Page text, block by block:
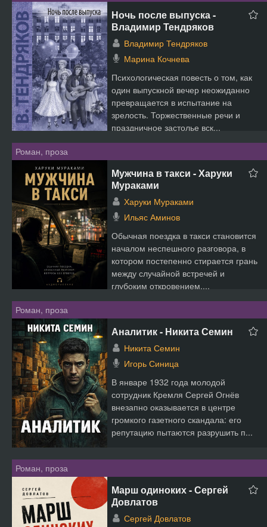
Ночь после выпуска -
Владимир Тендряков
Владимир Тендряков
Марина Кочнева
Психологическая повесть о том, как
один выпускной вечер неожиданно
превращается в испытание на
зрелость. Торжественные речи и
праздничное застолье вск...
Роман, проза
Мужчина в такси - Харуки
Мураками
Харуки Мураками
Ильяс Аминов
Обычная поездка в такси становится
началом неспешного разговора, в
котором постепенно стирается грань
между случайной встречей и
глубоким откровением....
Роман, проза
Аналитик - Никита Семин
Никита Семин
Игорь Синица
В январе 1932 года молодой
сотрудник Кремля Сергей Огнёв
внезапно оказывается в центре
громкого газетного скандала: его
репутацию пытаются разрушить п...
Роман, проза
Марш одиноких - Сергей
Довлатов
Сергей Довлатов